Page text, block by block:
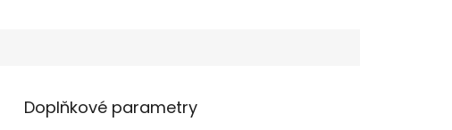
Doplňkové parametry